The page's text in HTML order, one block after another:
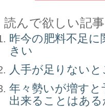
読んで欲しい記事
昨今の肥料不足
きい
人手が足りないと
年々勢いが増す
出来ることはある